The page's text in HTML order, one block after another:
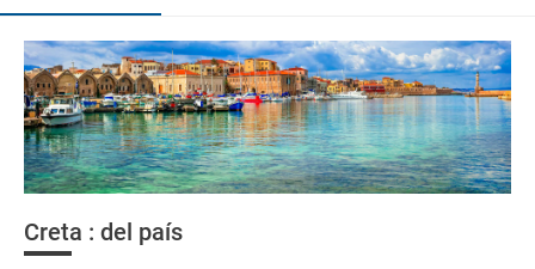
Creta : del país
Grecia, gusto por lo Mediterráneo
Organiza tu viaje
¿Cómo llegar?
¿Dónde alojarse?
Costumbres
La documentación de tu reserva te será enviada por mail en el
momento que el pago de la reserva esté realizado completamente.
Respecto a las tarjetas de embarque, casi todas las compañías aéreas
tienen ya todos sus billetes electrónicos por lo que podrás obtenerlas
in por su web.